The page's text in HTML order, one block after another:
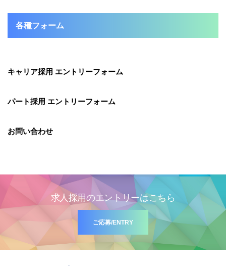
各種フォーム
キャリア採用 エントリーフォーム
パート採用 エントリーフォーム
お問い合わせ
求人採用のエントリーはこちら
ご応募/ENTRY